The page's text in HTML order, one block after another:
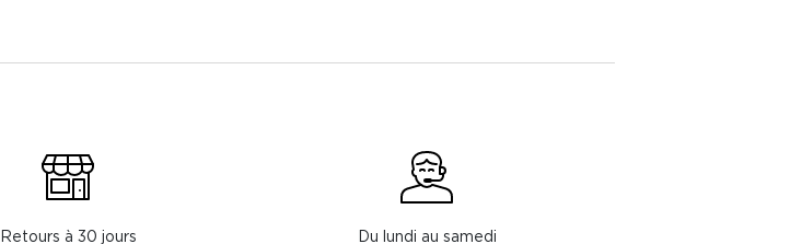
Retours à 30 jours
Du lundi au samedi